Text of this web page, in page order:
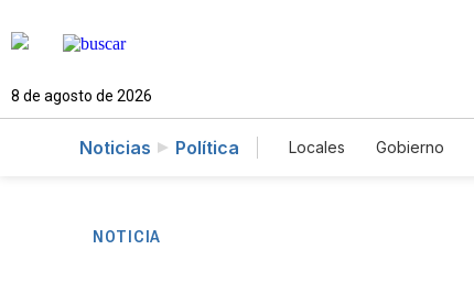
8 de agosto de 2026
Noticias Política Locales Gobierno
NOTICIA